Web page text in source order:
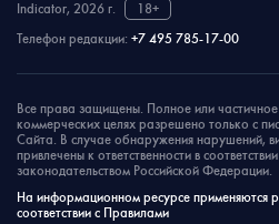
Indicator, 2026 г.
18+
Телефон редакции: +7 495 785-17-00
Все права защищены. Полное или
коммерческих целях разрешено только с
Сайта. В случае обнаружения нарушений,
привлечены к ответственности в
законодательством Российской Федерации.
На информационном ресурсе применяются
соответствии с Правилами